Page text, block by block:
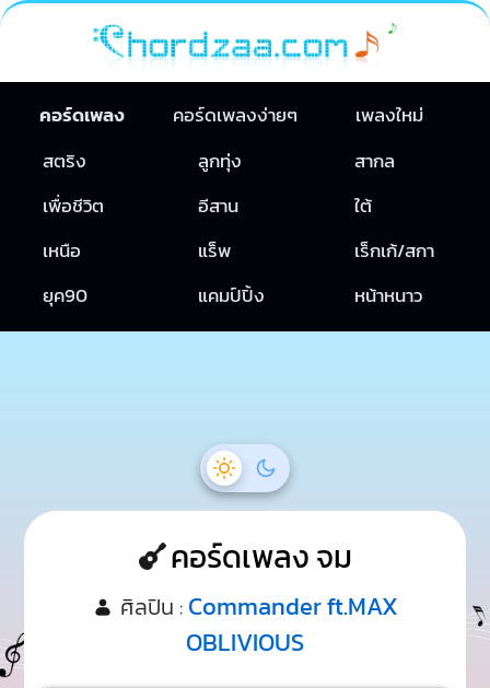
คอร์ดเพลง คอร์ดเพลงง่ายๆ
เพลงใหม่
สตริง
ลูกทุ่ง
สากล
เพื่อชีวิต
อีสาน
ใต้
เหนือ
แร็พ
เร็กเก้/สกา
ยุค90
แคมป์ปิ้ง หน้าหนาว
คอร์ดเพลง จม
ศิลปิน : Commander ft.MAX
OBLIVIOUS